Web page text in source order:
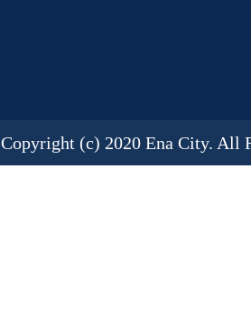
Copyright (c) 2020 Ena City. All